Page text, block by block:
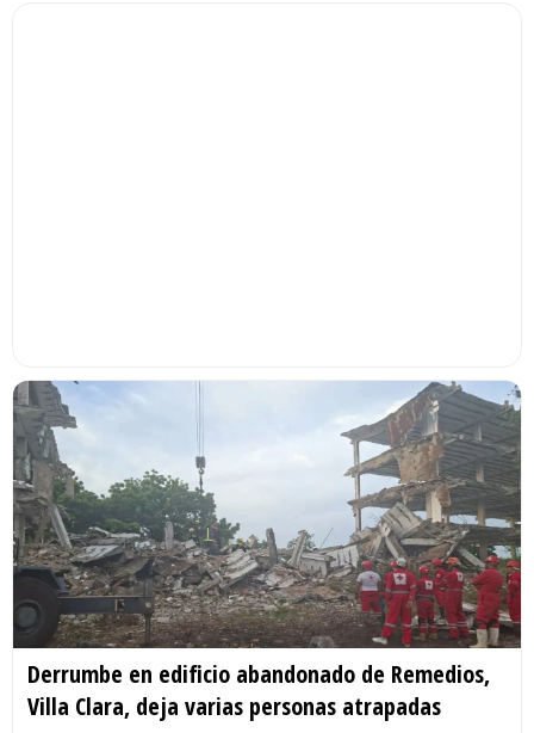
Derrumbe en edificio abandonado de Remedios,
Villa Clara, deja varias personas atrapadas